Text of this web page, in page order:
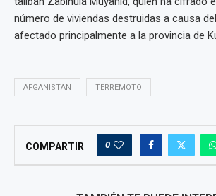
número de viviendas destruidas a causa
afectado principalmente a la provincia de
AFGANISTAN TERREMOTO
COMPARTIR 0